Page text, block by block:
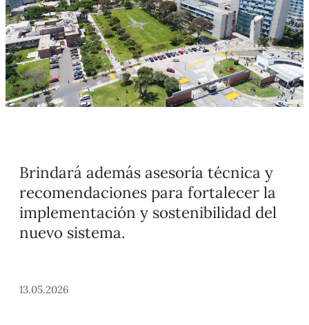
Brindará además asesoría técnica y
recomendaciones para fortalecer la
implementación y sostenibilidad del
nuevo sistema.
13.05.2026